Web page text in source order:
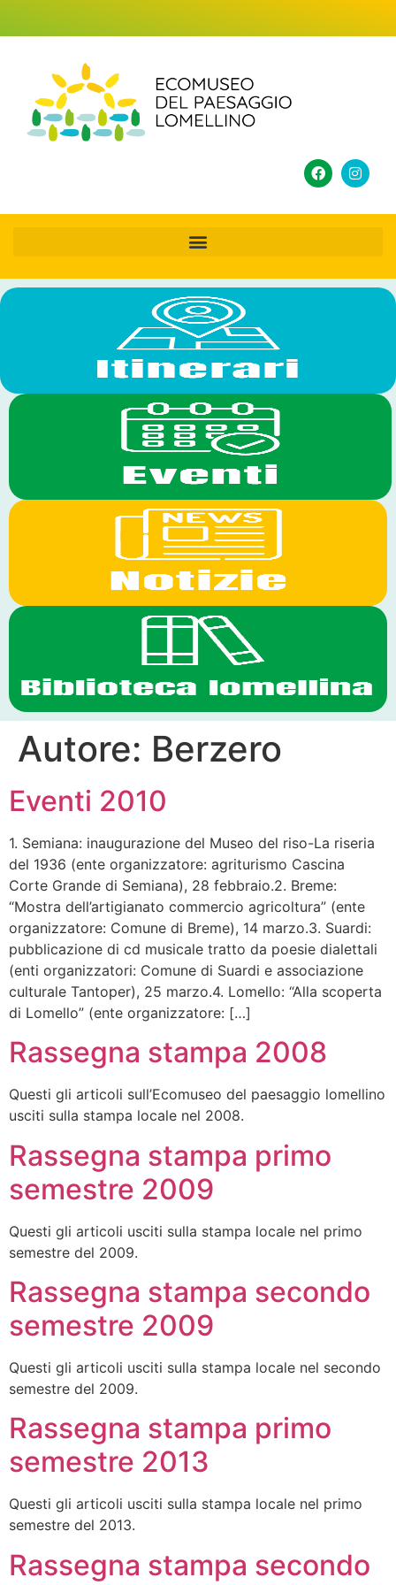
Autore: Berzero
Eventi 2010
1. Semiana: inaugurazione del Museo del riso-La riseria
del 1936 (ente organizzatore: agriturismo Cascina
Corte Grande di Semiana), 28 febbraio.2. Breme:
“Mostra dell’artigianato commercio agricoltura” (ente
organizzatore: Comune di Breme), 14 marzo.3. Suardi:
pubblicazione di cd musicale tratto da poesie dialettali
(enti organizzatori: Comune di Suardi e associazione
culturale Tantoper), 25 marzo.4. Lomello: “Alla scoperta
di Lomello” (ente organizzatore: […]
Rassegna stampa 2008
Questi gli articoli sull’Ecomuseo del paesaggio lomellino
usciti sulla stampa locale nel 2008.
Rassegna stampa primo
semestre 2009
Questi gli articoli usciti sulla stampa locale nel primo
semestre del 2009.
Rassegna stampa secondo
semestre 2009
Questi gli articoli usciti sulla stampa locale nel secondo
semestre del 2009.
Rassegna stampa primo
semestre 2013
Questi gli articoli usciti sulla stampa locale nel primo
semestre del 2013.
Rassegna stampa secondo